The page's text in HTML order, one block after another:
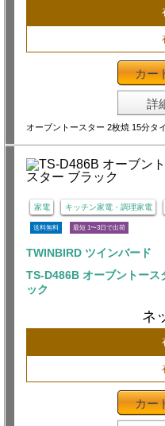
カー
詳
オーブントースター 2枚焼 15分タ
家電 キッチン家電・調理家電
送料無料 最短 1〜3日で出荷
TWINBIRD ツインバード
TS-D486B オーブントース
ック
ネ
カー